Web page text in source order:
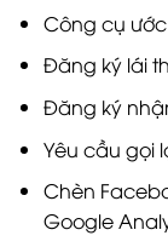
Công cụ
Đăng ký lái
Đăng ký
Yêu cầu gọi
Chèn
Google